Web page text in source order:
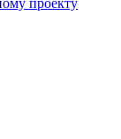
проекту